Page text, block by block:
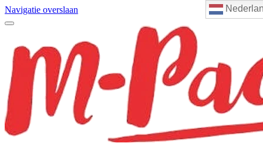
Navigatie overslaan